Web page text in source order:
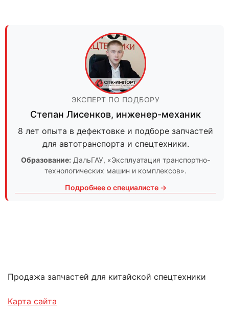
ЭКСПЕРТ ПО ПОДБОРУ
Степан Лисенков, инженер-механик
8 лет опыта в дефектовке и подборе запчастей
для автотранспорта и спецтехники.
Образование: ДальГАУ, «Эксплуатация транспортно-
технологических машин и комплексов».
Подробнее о специалисте →
Продажа запчастей для китайской спецтехники
Карта сайта